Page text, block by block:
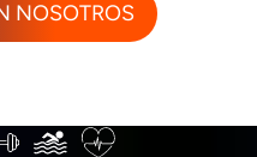
NOSOTROS